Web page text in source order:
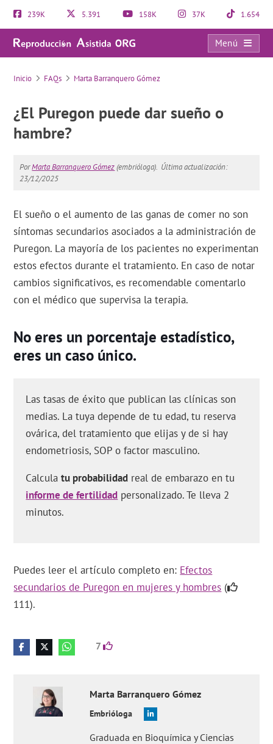
239K 5.391 158K 37K 1.654
Menú
FAQs
Inicio FAQs Marta Barranquero Gómez
¿El Puregon puede dar sueño o
hambre?
PorMarta Barranquero Gómez(embrióloga). Última actualización:
23/12/2025
El sueño o el aumento de las ganas de comer no son
síntomas secundarios asociados a la administración de
Puregon. La mayoría de los pacientes no experimentan
estos efectos durante el tratamiento. En caso de notar
cambios significativos, es recomendable comentarlo
con el médico que supervisa la terapia.
No eres un porcentaje estadístico,
eres un caso único.
Las tasas de éxito que publican las clínicas son
medias. La tuya depende de tu edad, tu reserva
ovárica, del tratamiento que elijas y de si hay
endometriosis, SOP o factor masculino.
Calculatu probabilidad real de embarazo en tu
informe de fertilidad personalizado. Te lleva 2
minutos.
Puedes leer el artículo completo en: Efectos
secundarios de Puregon en mujeres y hombres (
111).
7
Marta Barranquero Gómez
Embrióloga
Graduada en Bioquímica y Ciencias